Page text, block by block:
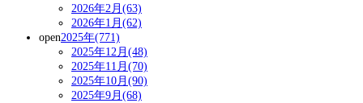
2026年2月(63)
2026年1月(62)
open2025年(771)
2025年12月(48)
2025年11月(70)
2025年10月(90)
2025年9月(68)